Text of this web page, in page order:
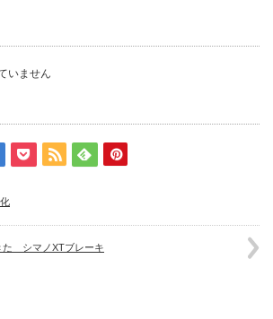
いません
た シマノXTブレーキ